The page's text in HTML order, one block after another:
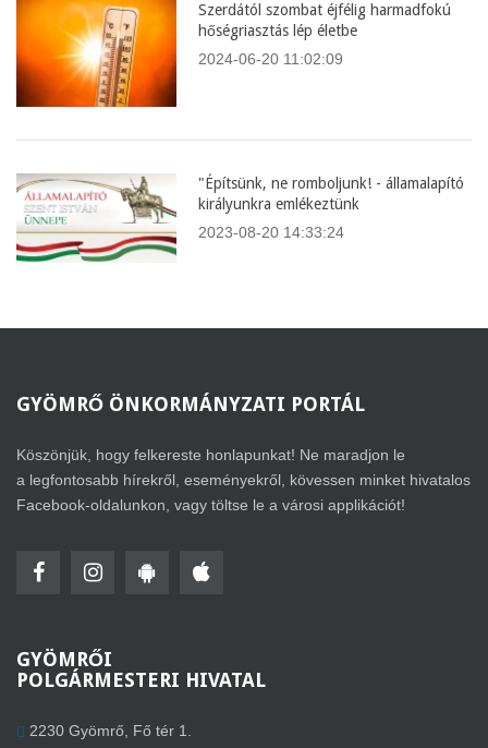
Szerdától szombat éjfélig harmadfokú
hőségriasztás lép életbe
2024-06-20 11:02:09
"Építsünk, ne romboljunk! - államalapító
királyunkra emlékeztünk
2023-08-20 14:33:24
GYÖMRŐ ÖNKORMÁNYZATI PORTÁL
Köszönjük, hogy felkereste honlapunkat! Ne maradjon le
a legfontosabb hírekről, eseményekről, kövessen minket hivatalos
Facebook-oldalunkon, vagy töltse le a városi applikációt!
GYÖMRŐI
POLGÁRMESTERI HIVATAL
2230 Gyömrő, Fő tér 1.